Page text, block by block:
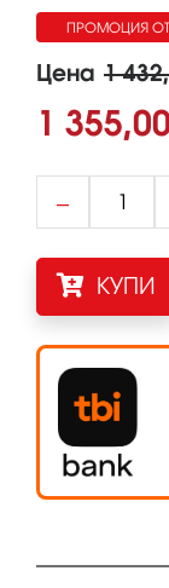
ПРОМОЦИЯ ОТ
ДО 01-09-
Цена 1
1 355,00
–
КУПИ